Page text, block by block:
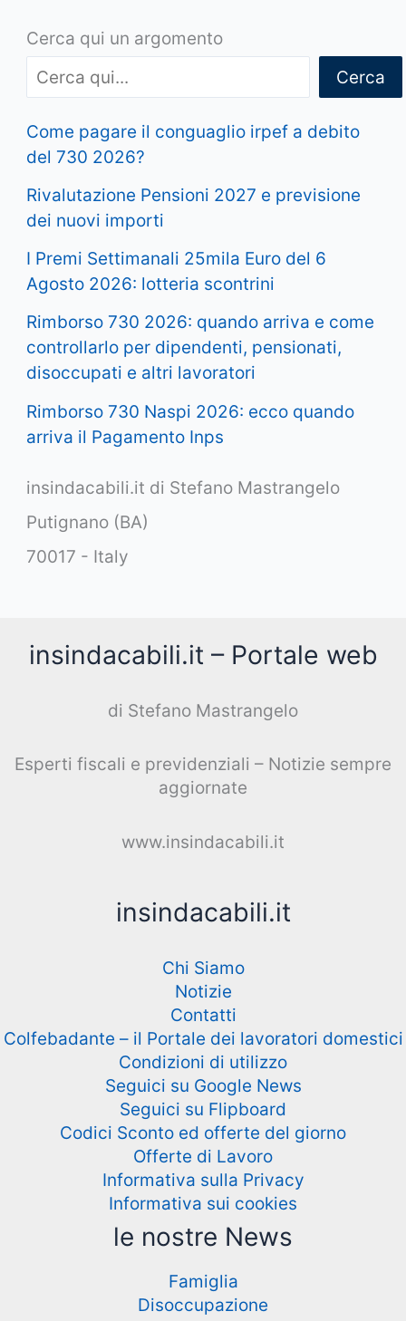
Cerca qui un argomento
Cerca
Come pagare il conguaglio irpef a debito
del 730 2026?
Rivalutazione Pensioni 2027 e previsione
dei nuovi importi
I Premi Settimanali 25mila Euro del 6
Agosto 2026: lotteria scontrini
Rimborso 730 2026: quando arriva e come
controllarlo per dipendenti, pensionati,
disoccupati e altri lavoratori
Rimborso 730 Naspi 2026: ecco quando
arriva il Pagamento Inps
insindacabili.it di Stefano Mastrangelo
Putignano (BA)
70017 - Italy
insindacabili.it – Portale web
di Stefano Mastrangelo
Esperti fiscali e previdenziali – Notizie sempre
aggiornate
www.insindacabili.it
insindacabili.it
Chi Siamo
Notizie
Contatti
Colfebadante – il Portale dei lavoratori domestici
Condizioni di utilizzo
Seguici su Google News
Seguici su Flipboard
Codici Sconto ed offerte del giorno
Offerte di Lavoro
Informativa sulla Privacy
Informativa sui cookies
le nostre News
Famiglia
Disoccupazione